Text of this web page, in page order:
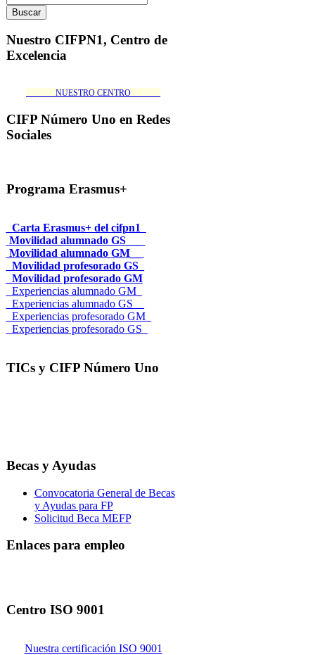
Nuestro CIFPN1, Centro de
Excelencia
_______NUESTRO CENTRO_______
CIFP Número Uno en Redes
Sociales
Programa Erasmus+
_Carta Erasmus+ del cifpn1
Movilidad alumnado GS___
Movilidad alumnado GM__
_Movilidad profesorado GS_
_Movilidad profesorado GM
_Experiencias alumnado GM_
_Experiencias alumnado GS__
_Experiencias profesorado GM_
_Experiencias profesorado GS_
TICs y CIFP Número Uno
Becas y Ayudas
Convocatoria General de Becas
y Ayudas para FP
Solicitud Beca MEFP
Enlaces para empleo
Centro ISO 9001
Nuestra certificación ISO 9001